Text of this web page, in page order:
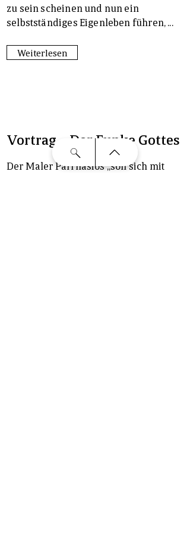
zu sein scheinen und nun ein
selbstständiges Eigenleben führen, ...
Weiterlesen
Vortrag – Der Funke Gottes
Der Maler Parrhasios „soll sich mit